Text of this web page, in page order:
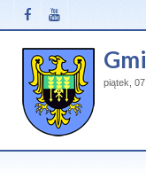
piątek,